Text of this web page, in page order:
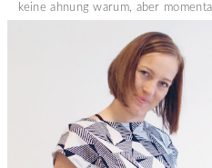
keine ahnung warum, aber